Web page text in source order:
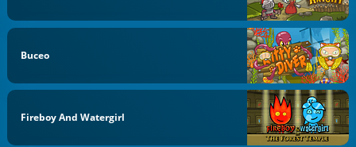
Buceo
Fireboy And Watergirl